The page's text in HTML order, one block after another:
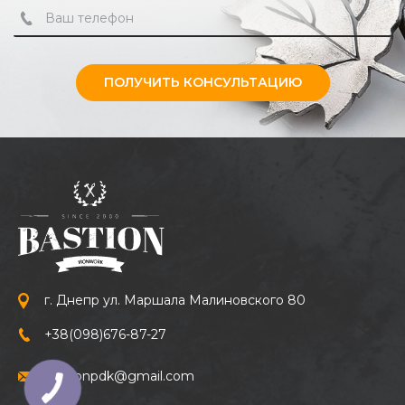
ПОЛУЧИТЬ КОНСУЛЬТАЦИЮ
г. Днепр ул. Маршала Малиновского 80
+38(098)676-87-27
bastionpdk@gmail.com